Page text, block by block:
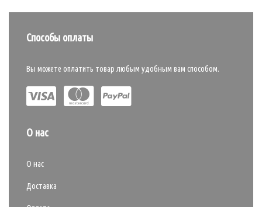
Способы оплаты
Вы можете оплатить товар любым удобным вам способом.
О нас
О нас
Доставка